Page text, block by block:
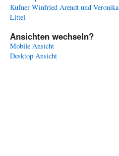
Kufner Winfried Arendt und Veronika
Littel
Ansichten wechseln?
Mobile Ansicht
Desktop Ansicht